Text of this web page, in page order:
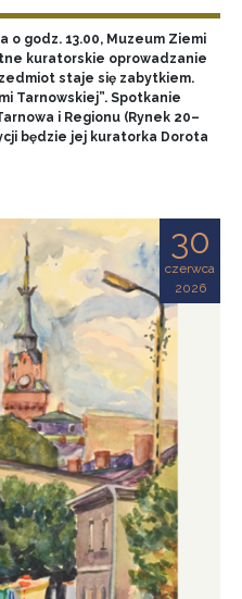
o godz. 13.00, Muzeum Ziemi
kuratorskie oprowadzanie
staje się zabytkiem.
Tarnowskiej”. Spotkanie
i Regionu (Rynek 20–
będzie jej kuratorka Dorota
30
czerwca
2026